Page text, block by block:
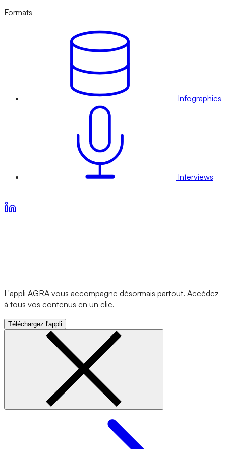
Formats
Infographies
Interviews
L'appli AGRA vous accompagne désormais partout. Accédez
à tous vos contenus en un clic.
Téléchargez l'appli